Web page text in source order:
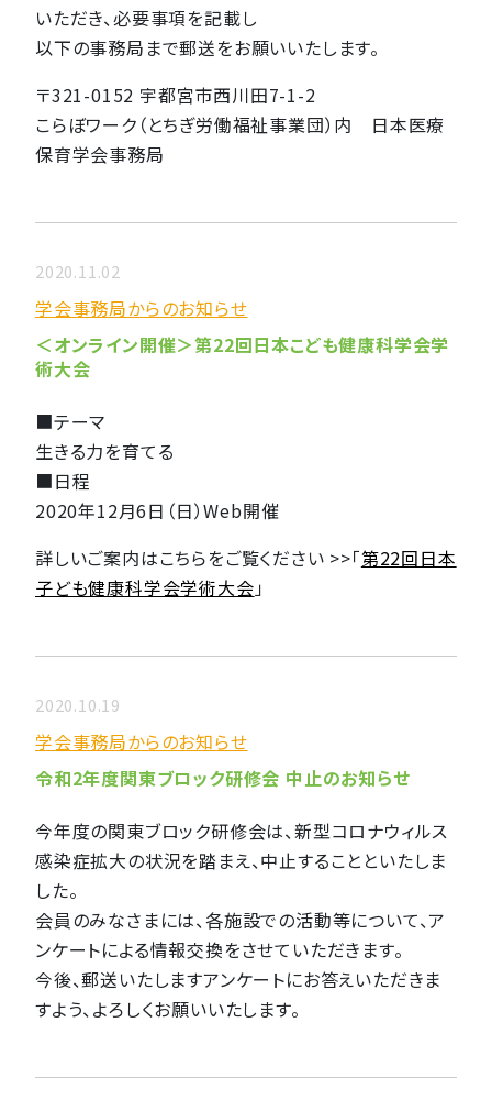
いただき、必要事項を記載し
以下の事務局まで郵送をお願いいたします。
〒321-0152 宇都宮市西川田7-1-2
こらぼワーク（とちぎ労働福祉事業団）内 日本医療
保育学会事務局
2020.11.02
学会事務局からのお知らせ
＜オンライン開催＞第22回日本こども健康科学会学
術大会
■テーマ
生きる力を育てる
■日程
2020年12月6日（日）Web開催
詳しいご案内はこちらをご覧ください >>「第22回日本
子ども健康科学会学術大会」
2020.10.19
学会事務局からのお知らせ
令和2年度関東ブロック研修会 中止のお知らせ
今年度の関東ブロック研修会は、新型コロナウィルス
感染症拡大の状況を踏まえ、中止することといたしま
した。
会員のみなさまには、各施設での活動等について、ア
ンケートによる情報交換をさせていただきます。
今後、郵送いたしますアンケートにお答えいただきま
すよう、よろしくお願いいたします。